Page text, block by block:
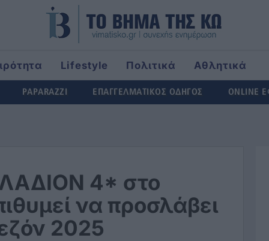
Lifestyle Πολιτικά
Αθλητικά
PAPARAZZI ΕΠΑΓΓΕΛΜΑΤΙΚΟΣ ΟΔΗΓΟΣ ONLINE
4* στο
να προσλάβει
2025